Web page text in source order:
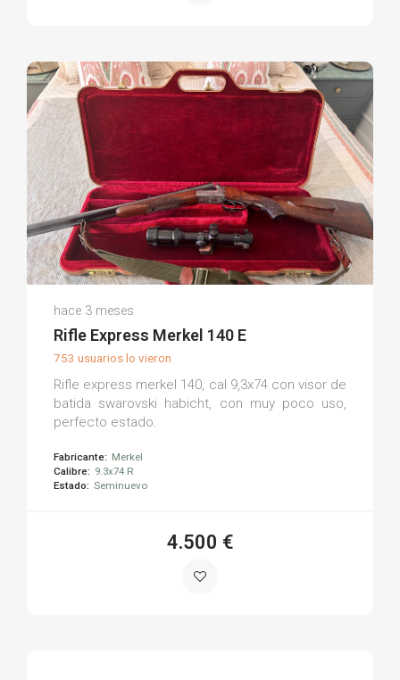
(0)
hace 3 meses
Rifle Express Merkel 140 E
753 usuarios lo vieron
Rifle express merkel 140, cal 9,3x74 con visor de
batida swarovski habicht, con muy poco uso,
perfecto estado.
Fabricante: Merkel
Calibre: 9.3x74 R
Estado: Seminuevo
4.500 €